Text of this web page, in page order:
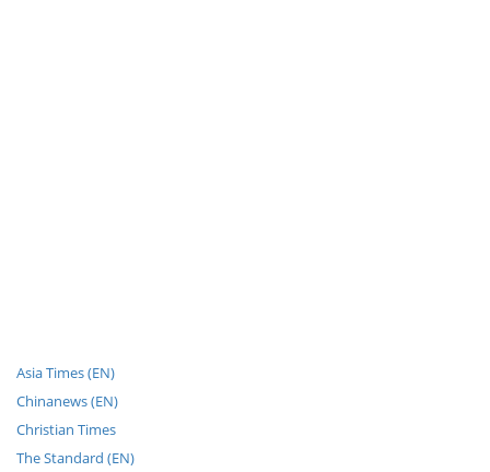
Asia Times (EN)
Chinanews (EN)
Christian Times
The Standard (EN)